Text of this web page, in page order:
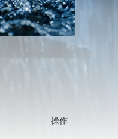
操作